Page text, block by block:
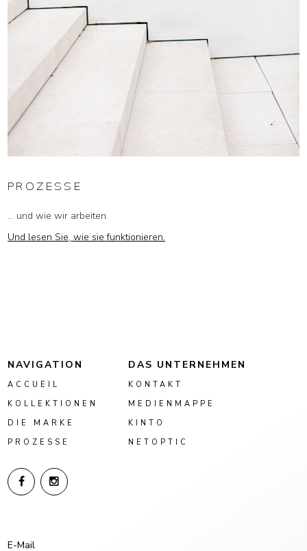
PROZESSE
... und wie wir arbeiten.
Und lesen Sie, wie sie funktionieren.
NAVIGATION
ACCUEIL
KOLLEKTIONEN
DIE MARKE
PROZESSE
DAS UNTERNEHMEN
KONTAKT
MEDIENMAPPE
KINTO
NETOPTIC